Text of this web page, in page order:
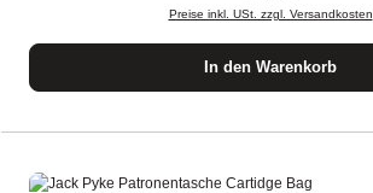
Preise inkl. USt. zzgl. Versandkosten
In den Warenkorb